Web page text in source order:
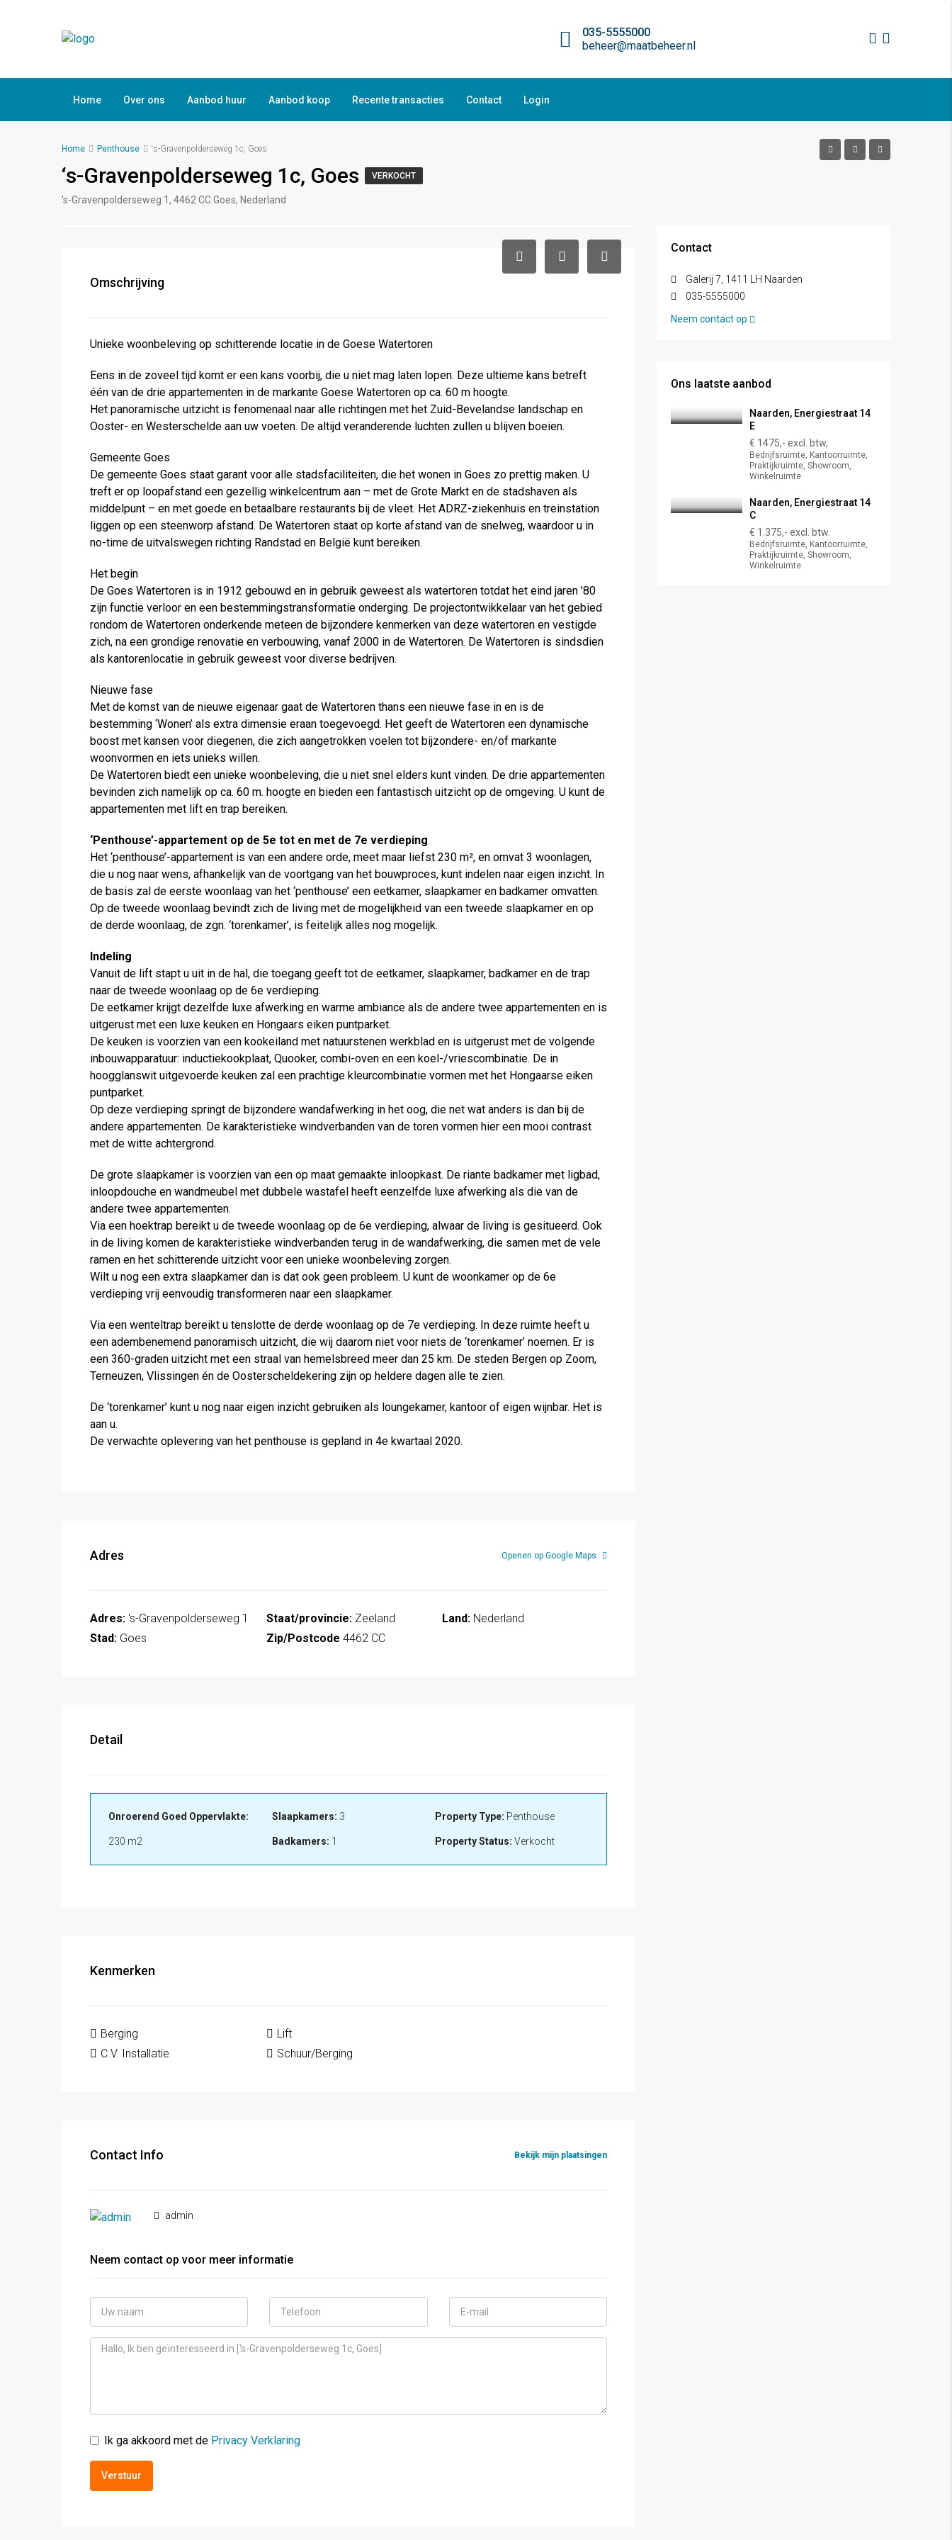
035-5555000
beheer@maatbeheer.nl
Home Over ons Aanbod huur Aanbod koop Recente transacties Contact Login
Home Penthouse ‘s-Gravenpolderseweg 1c, Goes
‘s-Gravenpolderseweg 1c, Goes VERKOCHT
's-Gravenpolderseweg 1, 4462 CC Goes, Nederland
Omschrijving
Unieke woonbeleving op schitterende locatie in de Goese Watertoren
Eens in de zoveel tijd komt er een kans voorbij, die u niet mag laten lopen. Deze ultieme kans betreft
één van de drie appartementen in de markante Goese Watertoren op ca. 60 m hoogte.
Het panoramische uitzicht is fenomenaal naar alle richtingen met het Zuid-Bevelandse landschap en
Ooster- en Westerschelde aan uw voeten. De altijd veranderende luchten zullen u blijven boeien.
Gemeente Goes
De gemeente Goes staat garant voor alle stadsfaciliteiten, die het wonen in Goes zo prettig maken. U
treft er op loopafstand een gezellig winkelcentrum aan – met de Grote Markt en de stadshaven als
middelpunt – en met goede en betaalbare restaurants bij de vleet. Het ADRZ-ziekenhuis en treinstation
liggen op een steenworp afstand. De Watertoren staat op korte afstand van de snelweg, waardoor u in
no-time de uitvalswegen richting Randstad en België kunt bereiken.
Het begin
De Goes Watertoren is in 1912 gebouwd en in gebruik geweest als watertoren totdat het eind jaren ’80
zijn functie verloor en een bestemmingstransformatie onderging. De projectontwikkelaar van het gebied
rondom de Watertoren onderkende meteen de bijzondere kenmerken van deze watertoren en vestigde
zich, na een grondige renovatie en verbouwing, vanaf 2000 in de Watertoren. De Watertoren is sindsdien
als kantorenlocatie in gebruik geweest voor diverse bedrijven.
Nieuwe fase
Met de komst van de nieuwe eigenaar gaat de Watertoren thans een nieuwe fase in en is de
bestemming ‘Wonen’ als extra dimensie eraan toegevoegd. Het geeft de Watertoren een dynamische
boost met kansen voor diegenen, die zich aangetrokken voelen tot bijzondere- en/of markante
woonvormen en iets unieks willen.
De Watertoren biedt een unieke woonbeleving, die u niet snel elders kunt vinden. De drie appartementen
bevinden zich namelijk op ca. 60 m. hoogte en bieden een fantastisch uitzicht op de omgeving. U kunt de
appartementen met lift en trap bereiken.
‘Penthouse’-appartement op de 5e tot en met de 7e verdieping
Het ‘penthouse’-appartement is van een andere orde, meet maar liefst 230 m², en omvat 3 woonlagen,
die u nog naar wens, afhankelijk van de voortgang van het bouwproces, kunt indelen naar eigen inzicht. In
de basis zal de eerste woonlaag van het ‘penthouse’ een eetkamer, slaapkamer en badkamer omvatten.
Op de tweede woonlaag bevindt zich de living met de mogelijkheid van een tweede slaapkamer en op
de derde woonlaag, de zgn. ‘torenkamer’, is feitelijk alles nog mogelijk.
Indeling
Vanuit de lift stapt u uit in de hal, die toegang geeft tot de eetkamer, slaapkamer, badkamer en de trap
naar de tweede woonlaag op de 6e verdieping.
De eetkamer krijgt dezelfde luxe afwerking en warme ambiance als de andere twee appartementen en is
uitgerust met een luxe keuken en Hongaars eiken puntparket.
De keuken is voorzien van een kookeiland met natuurstenen werkblad en is uitgerust met de volgende
inbouwapparatuur: inductiekookplaat, Quooker, combi-oven en een koel-/vriescombinatie. De in
hoogglanswit uitgevoerde keuken zal een prachtige kleurcombinatie vormen met het Hongaarse eiken
puntparket.
Op deze verdieping springt de bijzondere wandafwerking in het oog, die net wat anders is dan bij de
andere appartementen. De karakteristieke windverbanden van de toren vormen hier een mooi contrast
met de witte achtergrond.
De grote slaapkamer is voorzien van een op maat gemaakte inloopkast. De riante badkamer met ligbad,
inloopdouche en wandmeubel met dubbele wastafel heeft eenzelfde luxe afwerking als die van de
andere twee appartementen.
Via een hoektrap bereikt u de tweede woonlaag op de 6e verdieping, alwaar de living is gesitueerd. Ook
in de living komen de karakteristieke windverbanden terug in de wandafwerking, die samen met de vele
ramen en het schitterende uitzicht voor een unieke woonbeleving zorgen.
Wilt u nog een extra slaapkamer dan is dat ook geen probleem. U kunt de woonkamer op de 6e
verdieping vrij eenvoudig transformeren naar een slaapkamer.
Via een wenteltrap bereikt u tenslotte de derde woonlaag op de 7e verdieping. In deze ruimte heeft u
een adembenemend panoramisch uitzicht, die wij daarom niet voor niets de ‘torenkamer’ noemen. Er is
een 360-graden uitzicht met een straal van hemelsbreed meer dan 25 km. De steden Bergen op Zoom,
Terneuzen, Vlissingen én de Oosterscheldekering zijn op heldere dagen alle te zien.
De ‘torenkamer’ kunt u nog naar eigen inzicht gebruiken als loungekamer, kantoor of eigen wijnbar. Het is
aan u.
De verwachte oplevering van het penthouse is gepland in 4e kwartaal 2020.
Adres Openen op Google Maps
Adres: 's-Gravenpolderseweg 1
Stad: Goes
Staat/provincie:Zeeland
Zip/Postcode 4462 CC
Land: Nederland
Detail
Onroerend Goed Oppervlakte:
230 m2
Slaapkamers: 3
Badkamers: 1
Property Type: Penthouse
Property Status: Verkocht
Kenmerken
Berging
C.V. Installatie
Lift
Schuur/Berging
Contact Info Bekijk mijn plaatsingen
admin
Neem contact op voor meer informatie
Ik ga akkoord met de Privacy Verklaring
Verstuur
Contact
Galerij 7, 1411 LH Naarden
035-5555000
Neem contact op
Ons laatste aanbod
Naarden, Energiestraat 14
E
€ 1475,- excl. btw,
Bedrijfsruimte, Kantoorruimte,
Praktijkruimte, Showroom,
Winkelruimte
Naarden, Energiestraat 14
C
€ 1.375,- excl. btw.
Bedrijfsruimte, Kantoorruimte,
Praktijkruimte, Showroom,
Winkelruimte